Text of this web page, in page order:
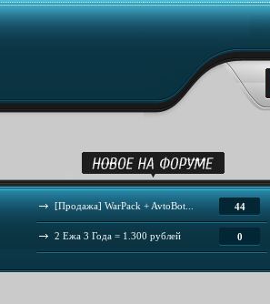
44
[Продажа] WarPack + AvtoBot...
0
2 Ежа 3 Года = 1.300 рублей